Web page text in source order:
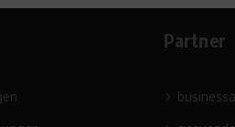
Partner